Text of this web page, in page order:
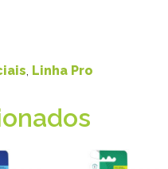
Linha Pro